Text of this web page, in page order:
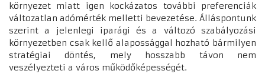
környezet miatt igen kockázatos további preferenciák
változatlan adómérték melletti bevezetése. Álláspontunk
szerint a jelenlegi iparági és a változó szabályozási
környezetben csak kellő alapossággal hozható bármilyen
stratégiai döntés, mely hosszabb távon nem
veszélyezteti a város működőképességét.